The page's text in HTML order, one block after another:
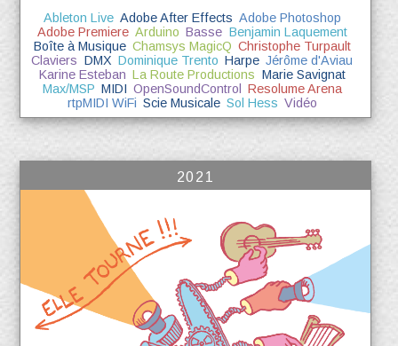
Ableton Live Adobe After Effects Adobe Photoshop
Adobe Premiere Arduino Basse Benjamin Laquement
Boîte à Musique Chamsys MagicQ Christophe Turpault
Claviers DMX Dominique Trento Harpe Jérôme d'Aviau
Karine Esteban La Route Productions Marie Savignat
Max/MSP MIDI OpenSoundControl
Resolume Arena
rtpMIDI WiFi Scie Musicale Sol Hess Vidéo
2021